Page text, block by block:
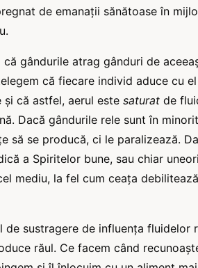
de emanații sănătoase în
gândurile atrag gânduri de
că fiecare individ aduce cu
și că astfel, aerul este saturatde
Dacă gândurile rele sunt în
să se producă, ci le paralizează.
a Spiritelor bune, sau chiar
mediu, la fel cum ceața
de sustragere de influența fluidelor
răul. Ce facem când